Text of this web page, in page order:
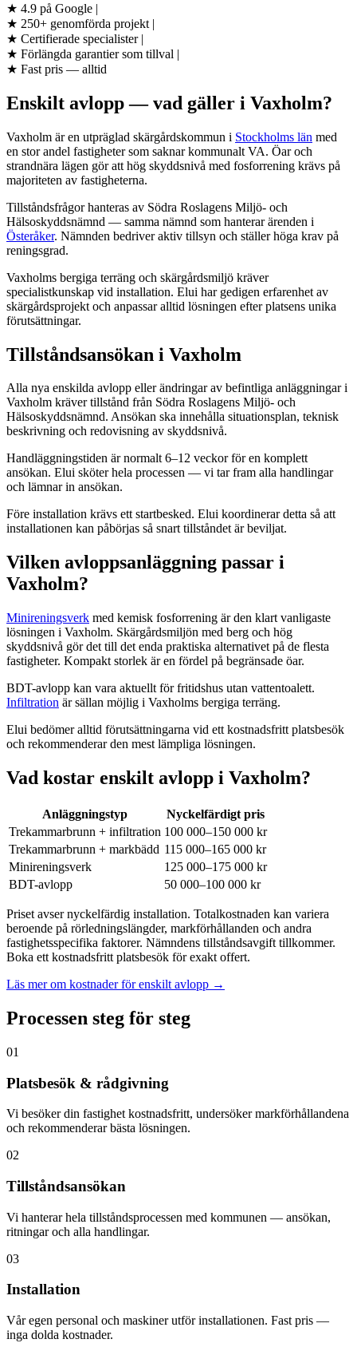
★ 4.9 på Google |
★ 250+ genomförda projekt |
★ Certifierade specialister |
★ Förlängda garantier som tillval |
★ Fast pris — alltid
Enskilt avlopp — vad gäller i Vaxholm?
Vaxholm är en utpräglad skärgårdskommun i Stockholms län med
en stor andel fastigheter som saknar kommunalt VA. Öar och
strandnära lägen gör att hög skyddsnivå med fosforrening krävs på
majoriteten av fastigheterna.
Tillståndsfrågor hanteras av Södra Roslagens Miljö- och
Hälsoskyddsnämnd — samma nämnd som hanterar ärenden i
Österåker. Nämnden bedriver aktiv tillsyn och ställer höga krav på
reningsgrad.
Vaxholms bergiga terräng och skärgårdsmiljö kräver
specialistkunskap vid installation. Elui har gedigen erfarenhet av
skärgårdsprojekt och anpassar alltid lösningen efter platsens unika
förutsättningar.
Tillståndsansökan i Vaxholm
Alla nya enskilda avlopp eller ändringar av befintliga anläggningar i
Vaxholm kräver tillstånd från Södra Roslagens Miljö- och
Hälsoskyddsnämnd. Ansökan ska innehålla situationsplan, teknisk
beskrivning och redovisning av skyddsnivå.
Handläggningstiden är normalt 6–12 veckor för en komplett
ansökan. Elui sköter hela processen — vi tar fram alla handlingar
och lämnar in ansökan.
Före installation krävs ett startbesked. Elui koordinerar detta så att
installationen kan påbörjas så snart tillståndet är beviljat.
Vilken avloppsanläggning passar i
Vaxholm?
Minireningsverk med kemisk fosforrening är den klart vanligaste
lösningen i Vaxholm. Skärgårdsmiljön med berg och hög
skyddsnivå gör det till det enda praktiska alternativet på de flesta
fastigheter. Kompakt storlek är en fördel på begränsade öar.
BDT-avlopp kan vara aktuellt för fritidshus utan vattentoalett.
Infiltration är sällan möjlig i Vaxholms bergiga terräng.
Elui bedömer alltid förutsättningarna vid ett kostnadsfritt platsbesök
och rekommenderar den mest lämpliga lösningen.
Vad kostar enskilt avlopp i Vaxholm?
Anläggningstyp
Nyckelfärdigt pris
Trekammarbrunn + infiltration 100 000–150 000 kr
Trekammarbrunn + markbädd 115 000–165 000 kr
Minireningsverk
125 000–175 000 kr
BDT-avlopp
50 000–100 000 kr
Priset avser nyckelfärdig installation. Totalkostnaden kan variera
beroende på rörledningslängder, markförhållanden och andra
fastighetsspecifika faktorer. Nämndens tillståndsavgift tillkommer.
Boka ett kostnadsfritt platsbesök för exakt offert.
Läs mer om kostnader för enskilt avlopp →
Processen steg för steg
01
Platsbesök & rådgivning
Vi besöker din fastighet kostnadsfritt, undersöker markförhållandena
och rekommenderar bästa lösningen.
02
Tillståndsansökan
Vi hanterar hela tillståndsprocessen med kommunen — ansökan,
ritningar och alla handlingar.
03
Installation
Vår egen personal och maskiner utför installationen. Fast pris —
inga dolda kostnader.